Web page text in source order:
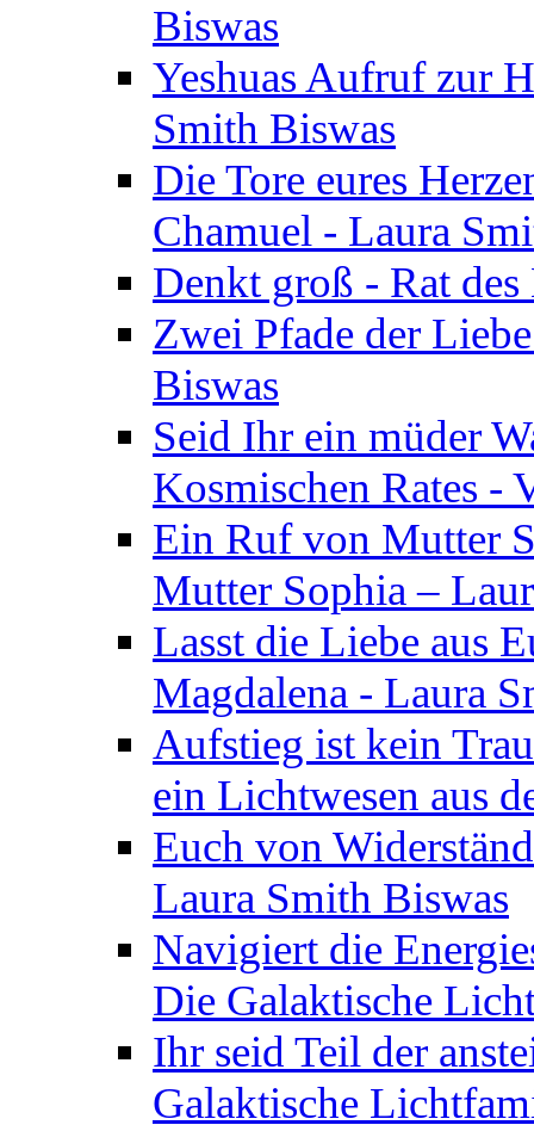
Biswas
Yeshuas Aufruf zur
Smith Biswas
Die Tore eures
Chamuel - Laura
Denkt groß - Rat
Zwei Pfade der
Biswas
Seid Ihr ein müder
Kosmischen Rates -
Ein Ruf von Mutter
Mutter Sophia –
Lasst die Liebe aus
Magdalena - Laura
Aufstieg ist kein
ein Lichtwesen aus
Euch von
Laura Smith Biswas
Navigiert die
Die Galaktische
Ihr seid Teil der
Galaktische